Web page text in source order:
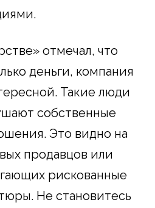
отмечал, что
деньги, компания
Такие люди
собственные
Это видно на
продавцов или
рискованные
Не становитесь